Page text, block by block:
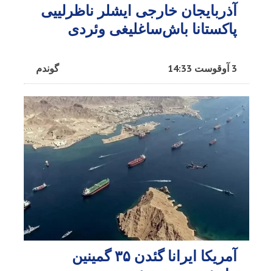
آذربایجان خارجی ایشلر ناظرلییی
پاکستانا باش‌ساغلیغی وئردی
گوندم 3 آوقوست 14:33
آمریکا ایرانا گئدن ۳۵ گمینین